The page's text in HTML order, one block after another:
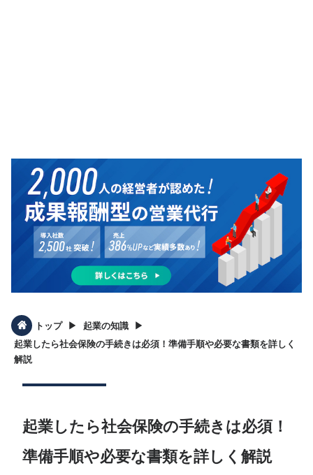
トップ ▶︎ 起業の知識 ▶︎
起業したら社会保険の手続きは必須！準備手順や必要な書類を詳しく
解説
起業したら社会保険の手続きは必須！
準備手順や必要な書類を詳しく解説